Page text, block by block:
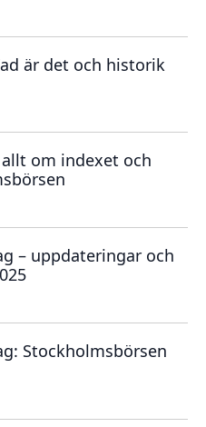
är det och historik
allt om indexet och
– uppdateringar och
Stockholmsbörsen